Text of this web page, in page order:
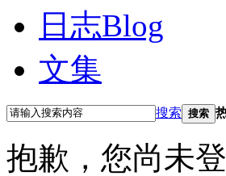
日志Blog
文集
搜索 搜索
抱歉，您尚未